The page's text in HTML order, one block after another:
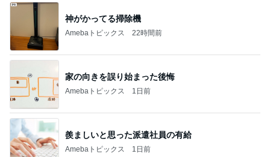
神がかってる掃除機
Amebaトピックス 22時間前
家の向きを誤り始まった後悔
Amebaトピックス 1日前
羨ましいと思った派遣社員の有給
Amebaトピックス 1日前